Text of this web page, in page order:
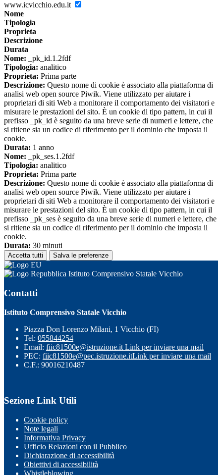
www.icvicchio.edu.it
Nome
Tipologia
Proprieta
Descrizione
Durata
Nome: _pk_id.1.2fdf
Tipologia: analitico
Proprieta: Prima parte
Descrizione: Questo nome di cookie è associato alla piattaforma di
analisi web open source Piwik. Viene utilizzato per aiutare i
proprietari di siti Web a monitorare il comportamento dei visitatori e
misurare le prestazioni del sito. È un cookie di tipo pattern, in cui il
prefisso _pk_id è seguito da una breve serie di numeri e lettere, che
si ritiene sia un codice di riferimento per il dominio che imposta il
cookie.
Durata: 1 anno
Nome: _pk_ses.1.2fdf
Tipologia: analitico
Proprieta: Prima parte
Descrizione: Questo nome di cookie è associato alla piattaforma di
analisi web open source Piwik. Viene utilizzato per aiutare i
proprietari di siti Web a monitorare il comportamento dei visitatori e
misurare le prestazioni del sito. È un cookie di tipo pattern, in cui il
prefisso _pk_ses è seguito da una breve serie di numeri e lettere, che
si ritiene sia un codice di riferimento per il dominio che imposta il
cookie.
Durata: 30 minuti
Accetta tutti Salva le preferenze
Istituto Comprensivo Statale Vicchio
Contatti
Istituto Comprensivo Statale Vicchio
Piazza Don Lorenzo Milani, 1 Vicchio (FI)
Tel: 055844254
Email: fiic81500e@istruzione.it Link per inviare una mail
PEC: fiic81500e@pec.istruzione.itLink per inviare una mail
C.F.: 90016210487
Sezione Link Utili
Cookie policy
Note legali
Informativa Privacy
Ufficio Relazioni con il Pubblico
Dichiarazione di accessibilità
Obiettivi di accessibilità
Whistleblowing